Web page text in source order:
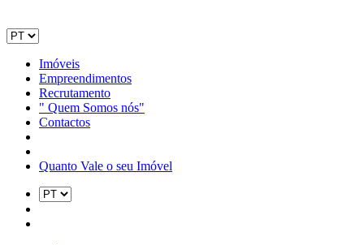
Imóveis
Empreendimentos
Recrutamento
" Quem Somos nós"
Contactos
Quanto Vale o seu Imóvel